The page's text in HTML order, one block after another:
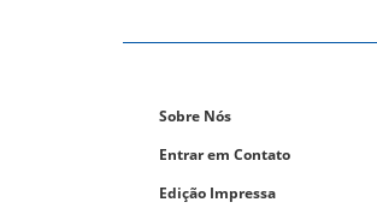
Sobre Nós
Entrar em Contato
Edição Impressa